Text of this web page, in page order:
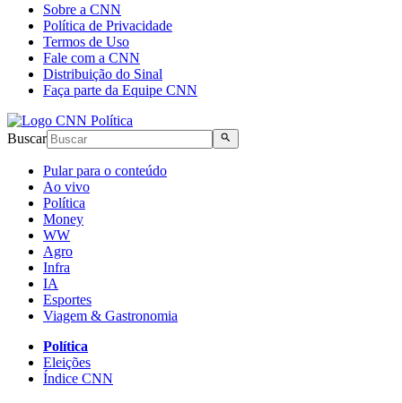
Sobre a CNN
Política de Privacidade
Termos de Uso
Fale com a CNN
Distribuição do Sinal
Faça parte da Equipe CNN
Buscar
Pular para o conteúdo
Ao vivo
Política
Money
WW
Agro
Infra
IA
Esportes
Viagem & Gastronomia
Política
Eleições
Índice CNN